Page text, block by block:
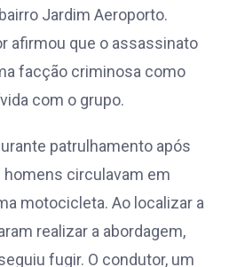
Jardim Aeroporto.
afirmou que o assassinato
facção criminosa como
com o grupo.
patrulhamento após
circulavam em
motocicleta. Ao localizar a
realizar a abordagem,
fugir. O condutor, um